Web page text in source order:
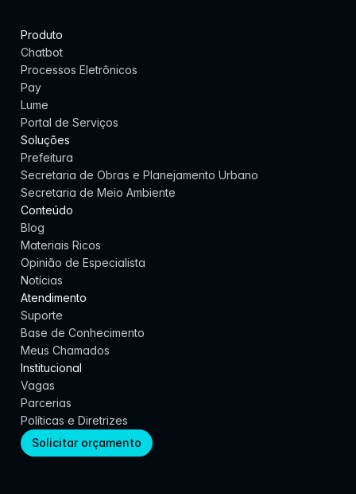
Produto
Chatbot
Processos Eletrônicos
Pay
Lume
Portal de Serviços
Soluções
Prefeitura
Secretaria de Obras e Planejamento Urbano
Secretaria de Meio Ambiente
Conteúdo
Blog
Materiais Ricos
Opinião de Especialista
Notícias
Atendimento
Suporte
Base de Conhecimento
Meus Chamados
Institucional
Vagas
Parcerias
Políticas e Diretrizes
Solicitar orçamento